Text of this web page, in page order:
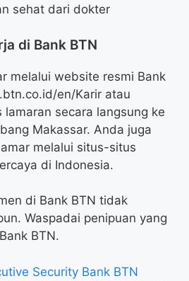
sehat dari dokter
di Bank BTN
melalui website resmi Bank
en/Karir atau
lamaran secara langsung ke
Makassar. Anda juga
melalui situs-situs
di Indonesia.
di Bank BTN tidak
Waspadai penipuan yang
BTN.
Security Bank BTN